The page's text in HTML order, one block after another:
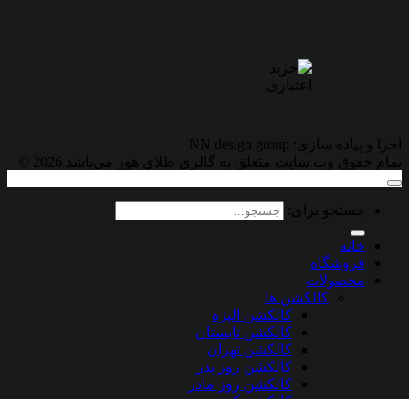
اجرا و پیاده سازی: NN design group
تمام حقوق وب سایت متعلق به گالری طلای هور می‌باشد 2026 ©
جستجو برای:
خانه
فروشگاه
محصولات
کالکشن ها
کالکشن الیزه
کالکشن تابستان
کالکشن تهران
کالکشن روز پدر
کالکشن روز مادر